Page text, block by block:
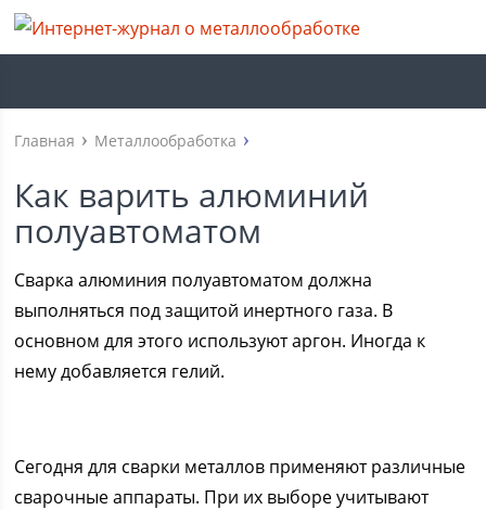
Главная Металлообработка
Как варить алюминий
полуавтоматом
Сварка алюминия полуавтоматом должна
выполняться под защитой инертного газа. В
основном для этого используют аргон. Иногда к
нему добавляется гелий.
Сегодня для сварки металлов применяют различные
сварочные аппараты. При их выборе учитывают